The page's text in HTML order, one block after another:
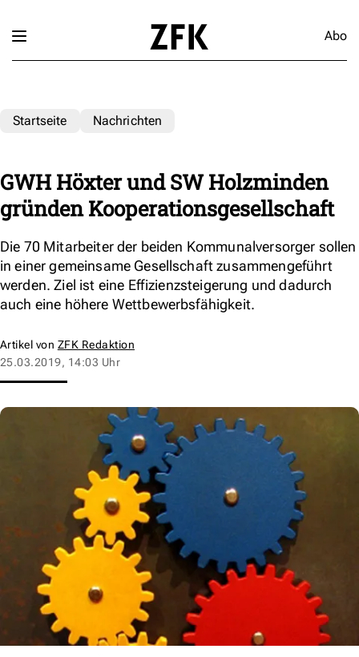
Abo
Startseite Nachrichten
GWH Höxter und SW Holzminden
gründen Kooperationsgesellschaft
Die 70 Mitarbeiter der beiden Kommunalversorger sollen
in einer gemeinsame Gesellschaft zusammengeführt
werden. Ziel ist eine Effizienzsteigerung und dadurch
auch eine höhere Wettbewerbsfähigkeit.
Artikel von ZFK Redaktion
25.03.2019, 14:03 Uhr